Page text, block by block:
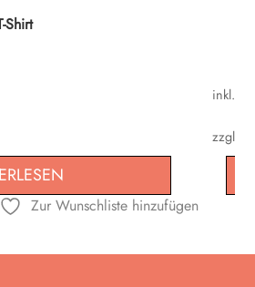
Shirt
Zur Wunschliste hinzufügen
inkl.
zzgl.
auf.
Die
der